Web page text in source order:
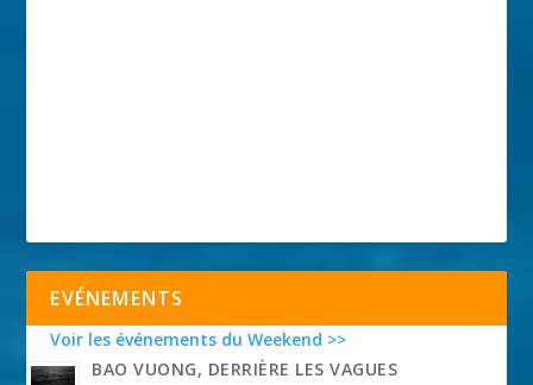
EVÉNEMENTS
Voir les événements du Weekend >>
BAO VUONG, DERRIÈRE LES VAGUES